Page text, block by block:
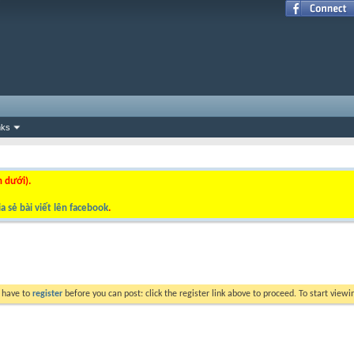
dưới).
sẻ bài viết lên facebook.
to register before you can post: click the register link above to proceed. To start